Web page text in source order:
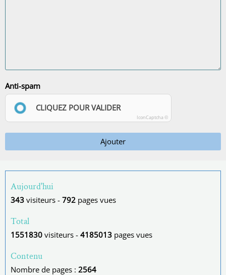
Anti-spam
CLIQUEZ POUR VALIDER
IconCaptcha ©
Ajouter
Aujourd'hui
343 visiteurs - 792 pages vues
Total
1551830 visiteurs - 4185013 pages vues
Contenu
Nombre de pages : 2564